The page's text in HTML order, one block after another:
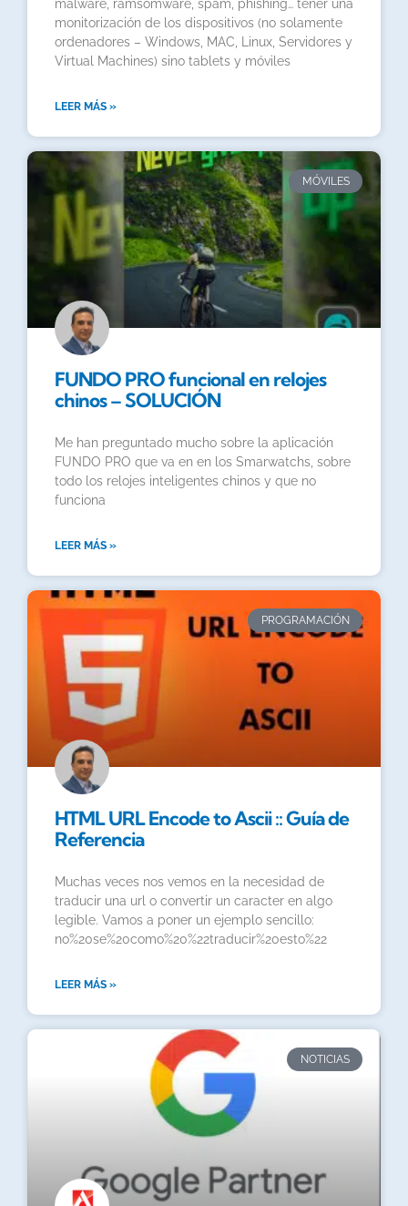
malware, ramsomware, spam, phishing… tener una
monitorización de los dispositivos (no solamente
ordenadores – Windows, MAC, Linux, Servidores y
Virtual Machines) sino tablets y móviles
LEER MÁS »
MÓVILES
FUNDO PRO funcional en relojes
chinos – SOLUCIÓN
Me han preguntado mucho sobre la aplicación
FUNDO PRO que va en en los Smarwatchs, sobre
todo los relojes inteligentes chinos y que no
funciona
LEER MÁS »
PROGRAMACIÓN
HTML URL Encode to Ascii :: Guía de
Referencia
Muchas veces nos vemos en la necesidad de
traducir una url o convertir un caracter en algo
legible. Vamos a poner un ejemplo sencillo:
no%20se%20como%20%22traducir%20esto%22
LEER MÁS »
NOTICIAS